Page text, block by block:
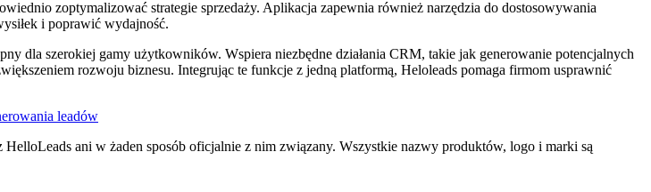
zoptymalizować strategie sprzedaży. Aplikacja zapewnia również narzędzia do dostosowywania
i poprawić wydajność.
dla szerokiej gamy użytkowników. Wspiera niezbędne działania CRM, takie jak generowanie potencjalnych
rozwoju biznesu. Integrując te funkcje z jedną platformą, Heloleads pomaga firmom usprawnić
leadów
ani w żaden sposób oficjalnie z nim związany. Wszystkie nazwy produktów, logo i marki są